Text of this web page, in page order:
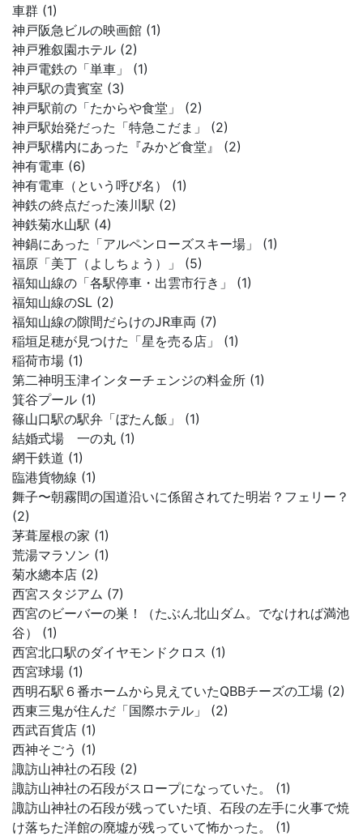
車群 (1)
神戸阪急ビルの映画館 (1)
神戸雅叙園ホテル (2)
神戸電鉄の「単車」 (1)
神戸駅の貴賓室 (3)
神戸駅前の「たからや食堂」 (2)
神戸駅始発だった「特急こだま」 (2)
神戸駅構内にあった『みかど食堂』 (2)
神有電車 (6)
神有電車（という呼び名） (1)
神鉄の終点だった湊川駅 (2)
神鉄菊水山駅 (4)
神鍋にあった「アルペンローズスキー場」 (1)
福原「美丁（よしちょう）」 (5)
福知山線の「各駅停車・出雲市行き」 (1)
福知山線のSL (2)
福知山線の隙間だらけのJR車両 (7)
稲垣足穂が見つけた「星を売る店」 (1)
稲荷市場 (1)
第二神明玉津インターチェンジの料金所 (1)
箕谷プール (1)
篠山口駅の駅弁「ぼたん飯」 (1)
結婚式場 一の丸 (1)
網干鉄道 (1)
臨港貨物線 (1)
舞子〜朝霧間の国道沿いに係留されてた明岩？フェリー？
(2)
茅葺屋根の家 (1)
荒湯マラソン (1)
菊水總本店 (2)
西宮スタジアム (7)
西宮のビーバーの巣！（たぶん北山ダム。でなければ満池
谷） (1)
西宮北口駅のダイヤモンドクロス (1)
西宮球場 (1)
西明石駅６番ホームから見えていたQBBチーズの工場 (2)
西東三鬼が住んだ「国際ホテル」 (2)
西武百貨店 (1)
西神そごう (1)
諏訪山神社の石段 (2)
諏訪山神社の石段がスロープになっていた。 (1)
諏訪山神社の石段が残っていた頃、石段の左手に火事で焼
け落ちた洋館の廃墟が残っていて怖かった。 (1)